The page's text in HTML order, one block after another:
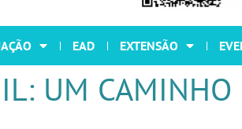
EAD EXTENSÃO
UM CAMINHO